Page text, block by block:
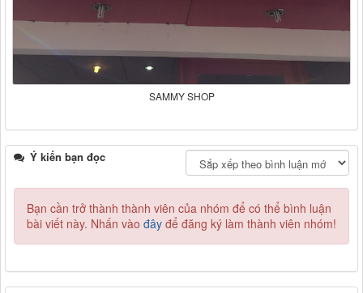
SAMMY SHOP
Ý kiến bạn đọc
Bạn cần trở thành thành viên của nhóm để có thể bình luận
bài viết này. Nhấn vào đây để đăng ký làm thành viên nhóm!